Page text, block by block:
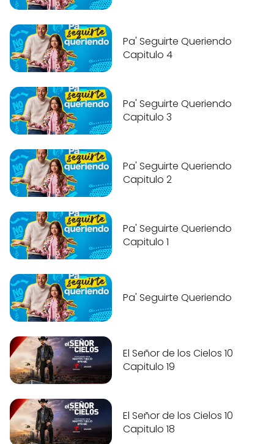
Pa' Seguirte Queriendo
Capitulo 4
Pa' Seguirte Queriendo
Capitulo 3
Pa' Seguirte Queriendo
Capitulo 2
Pa' Seguirte Queriendo
Capitulo 1
Pa' Seguirte Queriendo
El Señor de los Cielos 10
Capitulo 19
El Señor de los Cielos 10
Capitulo 18